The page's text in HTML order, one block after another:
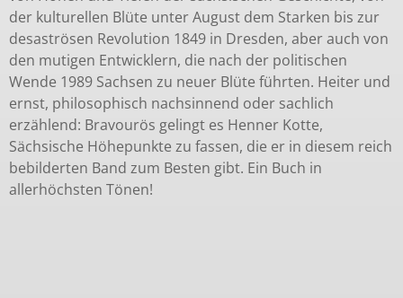
der kulturellen Blüte unter August dem Starken bis zur
desaströsen Revolution 1849 in Dresden, aber auch von
den mutigen Entwicklern, die nach der politischen
Wende 1989 Sachsen zu neuer Blüte führten. Heiter und
ernst, philosophisch nachsinnend oder sachlich
erzählend: Bravourös gelingt es Henner Kotte,
Sächsische Höhepunkte zu fassen, die er in diesem reich
bebilderten Band zum Besten gibt. Ein Buch in
allerhöchsten Tönen!